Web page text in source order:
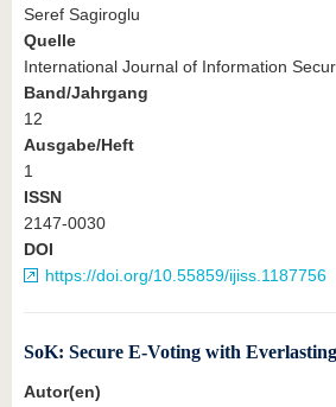
Seref Sagiroglu
Quelle
International Journal of Information
Band/Jahrgang
12
Ausgabe/Heft
1
ISSN
2147-0030
DOI
https://doi.org/10.55859/ijiss.1187756
SoK: Secure E-Voting with
Autor(en)